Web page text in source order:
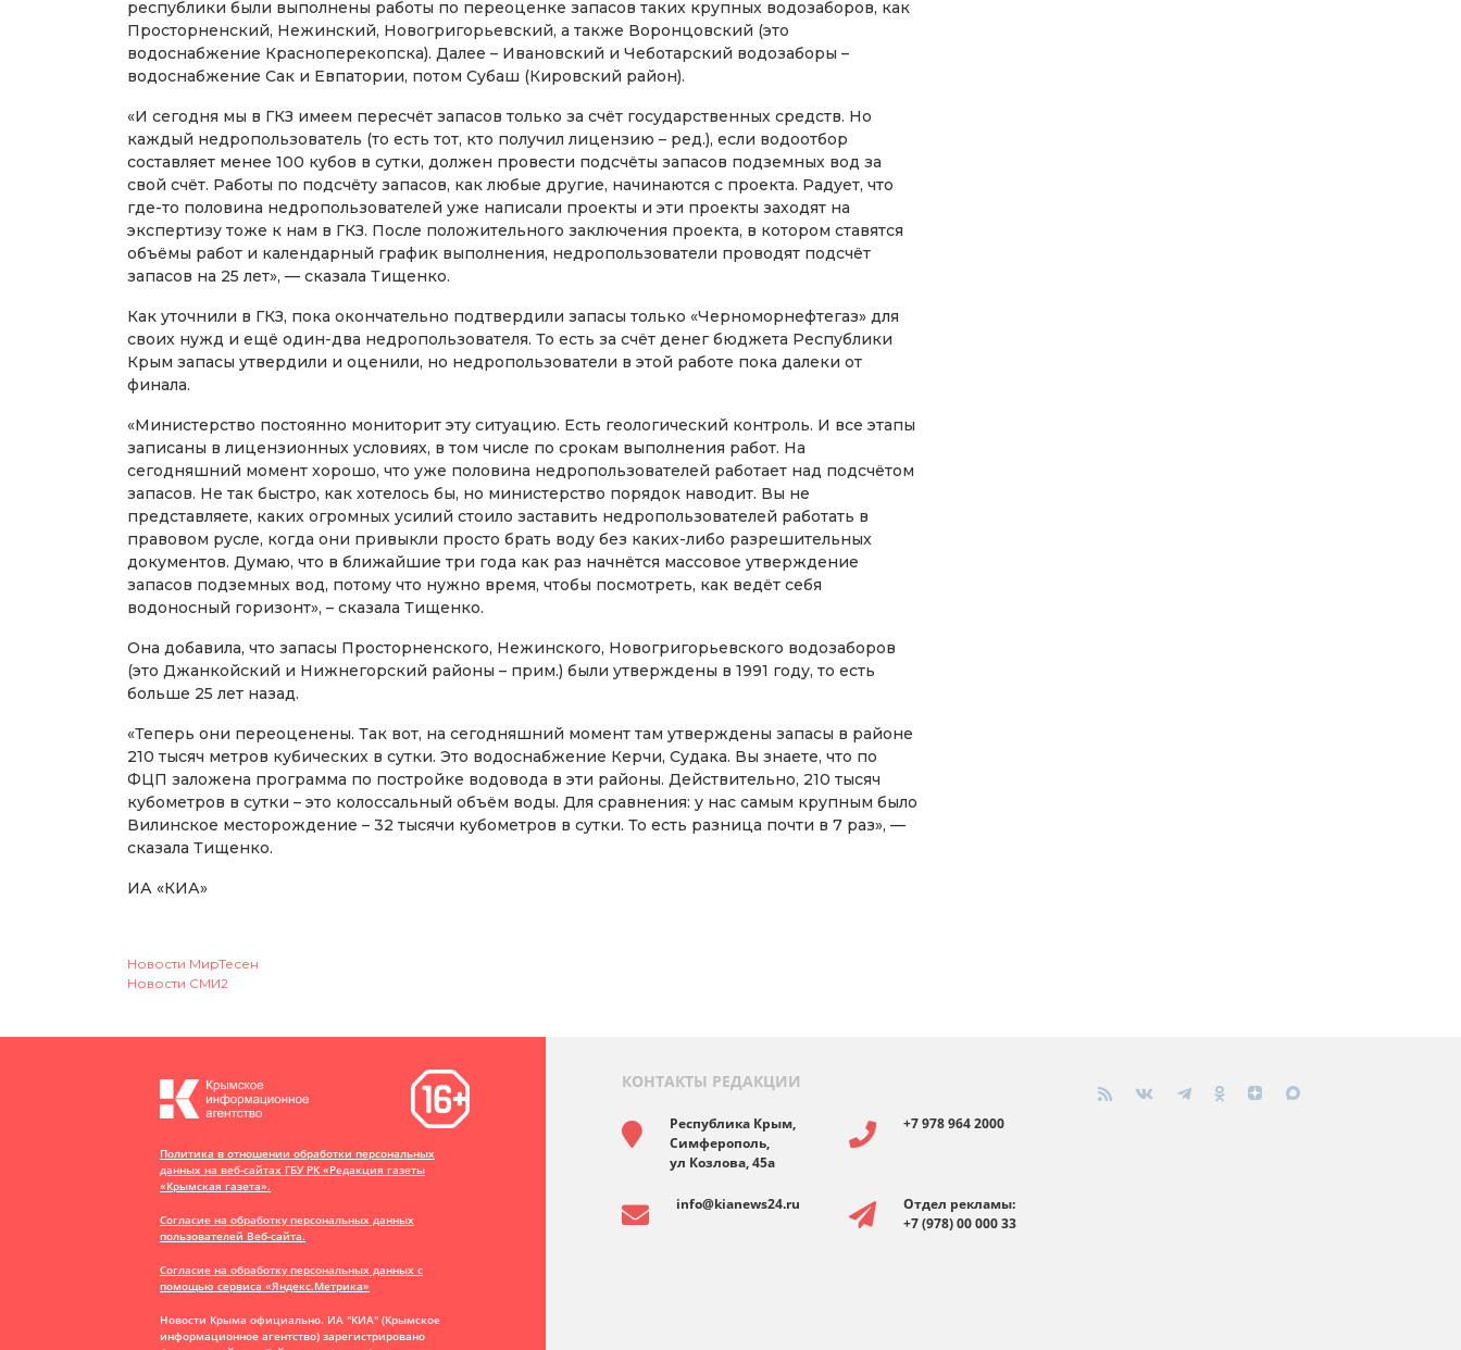
республики были выполнены работы по переоценке запасов таких крупных водозаборов, как
Просторненский, Нежинский, Новогригорьевский, а также Воронцовский (это
водоснабжение Красноперекопска). Далее – Ивановский и Чеботарский водозаборы –
водоснабжение Сак и Евпатории, потом Субаш (Кировский район).
«И сегодня мы в ГКЗ имеем пересчёт запасов только за счёт государственных средств. Но
каждый недропользователь (то есть тот, кто получил лицензию – ред.), если водоотбор
составляет менее 100 кубов в сутки, должен провести подсчёты запасов подземных вод за
свой счёт. Работы по подсчёту запасов, как любые другие, начинаются с проекта. Радует, что
где-то половина недропользователей уже написали проекты и эти проекты заходят на
экспертизу тоже к нам в ГКЗ. После положительного заключения проекта, в котором ставятся
объёмы работ и календарный график выполнения, недропользователи проводят подсчёт
запасов на 25 лет», — сказала Тищенко.
Как уточнили в ГКЗ, пока окончательно подтвердили запасы только «Черноморнефтегаз» для
своих нужд и ещё один-два недропользователя. То есть за счёт денег бюджета Республики
Крым запасы утвердили и оценили, но недропользователи в этой работе пока далеки от
финала.
«Министерство постоянно мониторит эту ситуацию. Есть геологический контроль. И все этапы
записаны в лицензионных условиях, в том числе по срокам выполнения работ. На
сегодняшний момент хорошо, что уже половина недропользователей работает над подсчётом
запасов. Не так быстро, как хотелось бы, но министерство порядок наводит. Вы не
представляете, каких огромных усилий стоило заставить недропользователей работать в
правовом русле, когда они привыкли просто брать воду без каких-либо разрешительных
документов. Думаю, что в ближайшие три года как раз начнётся массовое утверждение
запасов подземных вод, потому что нужно время, чтобы посмотреть, как ведёт себя
водоносный горизонт», – сказала Тищенко.
Она добавила, что запасы Просторненского, Нежинского, Новогригорьевского водозаборов
(это Джанкойский и Нижнегорский районы – прим.) были утверждены в 1991 году, то есть
больше 25 лет назад.
«Теперь они переоценены. Так вот, на сегодняшний момент там утверждены запасы в районе
210 тысяч метров кубических в сутки. Это водоснабжение Керчи, Судака. Вы знаете, что по
ФЦП заложена программа по постройке водовода в эти районы. Действительно, 210 тысяч
кубометров в сутки – это колоссальный объём воды. Для сравнения: у нас самым крупным было
Вилинское месторождение – 32 тысячи кубометров в сутки. То есть разница почти в 7 раз», —
сказала Тищенко.
ИА «КИА»
Новости МирТесен
Новости СМИ2
Политика в отношении обработки персональных
данных на веб-сайтах ГБУ РК «Редакция газеты
«Крымская газета».
Согласие на обработку персональных данных
пользователей Веб-сайта.
Согласие на обработку персональных данных с
помощью сервиса «Яндекс.Метрика»
Новости Крыма официально. ИА "КИА" (Крымское
информационное агентство) зарегистрировано
КОНТАКТЫ РЕДАКЦИИ
Республика Крым,
Симферополь,
ул Козлова, 45а
+7 978 964 2000
info@kianews24.ru
Отдел рекламы:
+7 (978) 00 000 33